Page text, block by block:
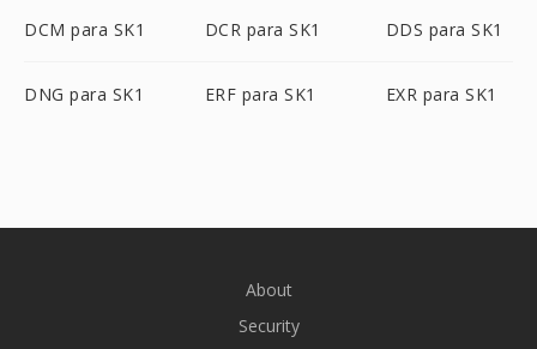
DCM para SK1 DCR para SK1 DDS para SK1
DNG para SK1 ERF para SK1 EXR para SK1
About
Security